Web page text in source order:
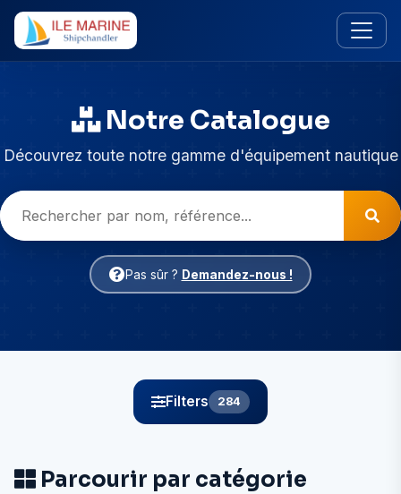
Notre Catalogue
Découvrez toute notre gamme d'équipement nautique
Pas sûr ? Demandez-nous !
Filters 284
Parcourir par catégorie